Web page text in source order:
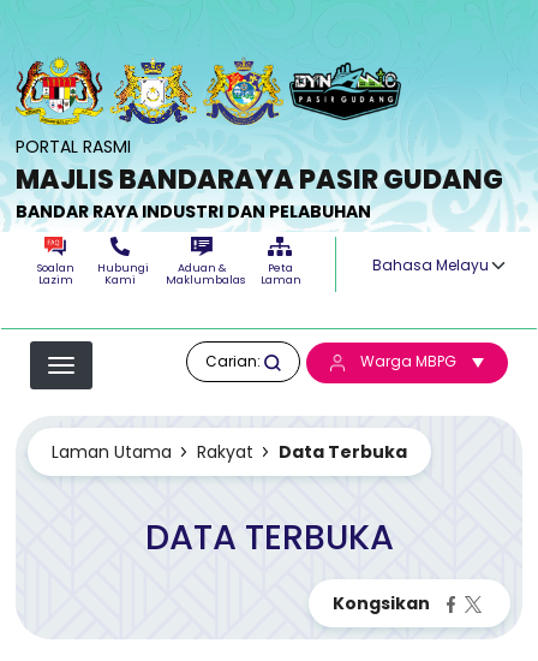
PORTAL RASMI
MAJLIS BANDARAYA PASIR GUDANG
BANDAR RAYA INDUSTRI DAN PELABUHAN
Soalan
Lazim
Hubungi
Kami
Aduan &
Maklumbalas
Peta
Laman
Select your
Carian: Warga MBPG
Laman Utama Rakyat Data Terbuka
DATA TERBUKA